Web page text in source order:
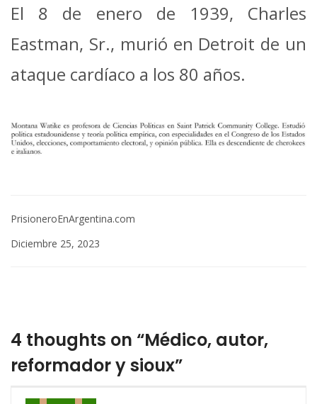
El 8 de enero de 1939, Charles
Eastman, Sr., murió en Detroit de un
ataque cardíaco a los 80 años.
PrisioneroEnArgentina.com
Diciembre 25, 2023
4 thoughts on “Médico, autor,
reformador y sioux”